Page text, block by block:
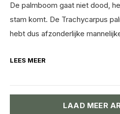
De palmboom gaat niet dood,
stam komt. De Trachycarpus
hebt dus afzonderlijke
LEES MEER
LAAD MEER